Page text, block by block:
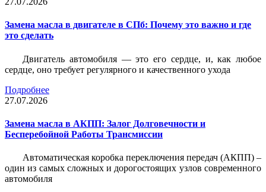
Замена масла в двигателе в СПб: Почему это важно и где
это сделать
Двигатель автомобиля — это его сердце, и, как любое
сердце, оно требует регулярного и качественного ухода
Подробнее
27.07.2026
Замена масла в АКПП: Залог Долговечности и
Бесперебойной Работы Трансмиссии
Автоматическая коробка переключения передач (АКПП) –
один из самых сложных и дорогостоящих узлов современного
автомобиля